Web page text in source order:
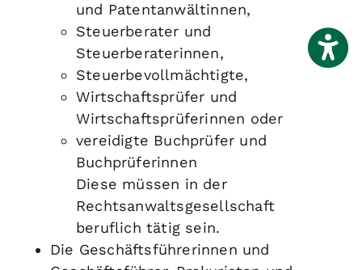
und Patentanwältinnen,
Steuerberater und
Steuerberaterinnen,
Steuerbevollmächtigte,
Wirtschaftsprüfer und
Wirtschaftsprüferinnen oder
vereidigte Buchprüfer und
Buchprüferinnen
Diese müssen in der
Rechtsanwaltsgesellschaft
beruflich tätig sein.
Die Geschäftsführerinnen und